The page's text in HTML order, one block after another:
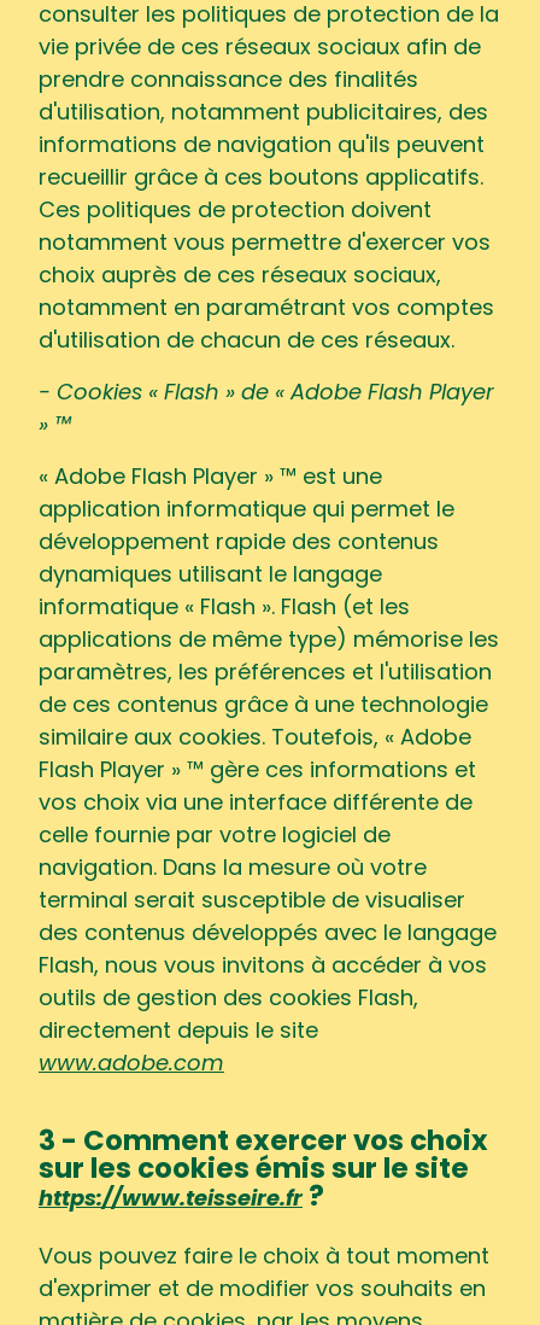
consulter les politiques de protection de la
vie privée de ces réseaux sociaux afin de
prendre connaissance des finalités
d'utilisation, notamment publicitaires, des
informations de navigation qu'ils peuvent
recueillir grâce à ces boutons applicatifs.
Ces politiques de protection doivent
notamment vous permettre d'exercer vos
choix auprès de ces réseaux sociaux,
notamment en paramétrant vos comptes
d'utilisation de chacun de ces réseaux.
- Cookies « Flash » de « Adobe Flash Player
» ™
« Adobe Flash Player » ™ est une
application informatique qui permet le
développement rapide des contenus
dynamiques utilisant le langage
informatique « Flash ». Flash (et les
applications de même type) mémorise les
paramètres, les préférences et l'utilisation
de ces contenus grâce à une technologie
similaire aux cookies. Toutefois, « Adobe
Flash Player » ™ gère ces informations et
vos choix via une interface différente de
celle fournie par votre logiciel de
navigation. Dans la mesure où votre
terminal serait susceptible de visualiser
des contenus développés avec le langage
Flash, nous vous invitons à accéder à vos
outils de gestion des cookies Flash,
directement depuis le site
www.adobe.com
3 - Comment exercer vos choix
sur les cookies émis sur le site
https://www.teisseire.fr?
Vous pouvez faire le choix à tout moment
d'exprimer et de modifier vos souhaits en